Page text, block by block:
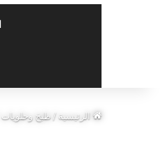
الرئيسية/طبخ وحلويات